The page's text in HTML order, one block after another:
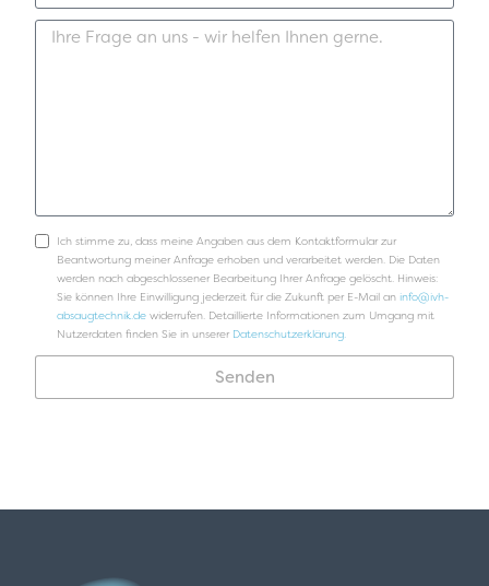
Ich stimme zu, dass meine Angaben aus dem Kontaktformular zur
Beantwortung meiner Anfrage erhoben und verarbeitet werden. Die Daten
werden nach abgeschlossener Bearbeitung Ihrer Anfrage gelöscht. Hinweis:
Sie können Ihre Einwilligung jederzeit für die Zukunft per E-Mail aninfo@ivh-
absaugtechnik.de widerrufen. Detaillierte Informationen zum Umgang mit
Nutzerdaten finden Sie in unserer Datenschutzerklärung.
Senden